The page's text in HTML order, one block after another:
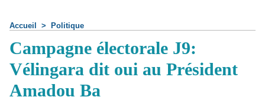
Accueil > Politique
Campagne électorale J9:
Vélingara dit oui au Président
Amadou Ba